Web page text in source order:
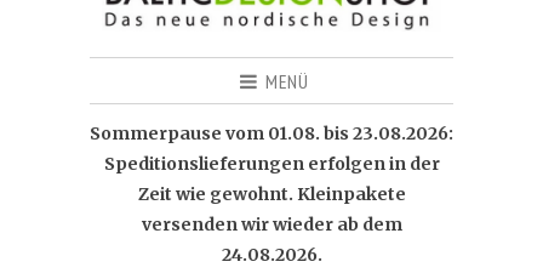
MENÜ
Sommerpause vom 01.08. bis 23.08.2026:
Speditionslieferungen erfolgen in der
Zeit wie gewohnt. Kleinpakete
versenden wir wieder ab dem
24.08.2026.